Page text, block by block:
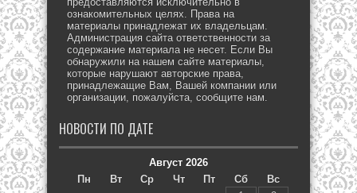
ознакомительных целях. Права на
материалы принадлежат их владельцам.
Администрация сайта ответственности за
содержание материала не несет. Если Вы
обнаружили на нашем сайте материалы,
которые нарушают авторские права,
принадлежащие Вам, Вашей компании или
организации, пожалуйста, сообщите нам.
НОВОСТИ ПО ДАТЕ
Август 2026
Пн
Вт Ср Чт Пт Сб
Вс